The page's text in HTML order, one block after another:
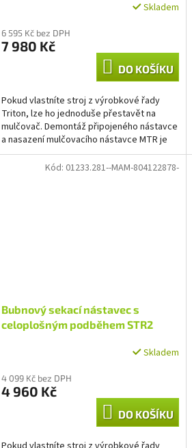
Skladem
6 595 Kč bez DPH
7 980 Kč
DO KOŠÍKU
Pokud vlastníte stroj z výrobkové řady
Triton, lze ho jednoduše přestavět na
mulčovač. Demontáž připojeného nástavce
a nasazení mulčovacího nástavce MTR je
otázkou max. 15...
Bubnový sekací nástavec s
celoplošným podběhem STR2
Skladem
4 099 Kč bez DPH
4 960 Kč
DO KOŠÍKU
Kód: 01233.281--MAM-804122878-